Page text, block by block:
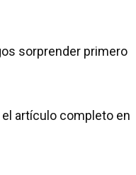
sorprender primero
artículo completo en